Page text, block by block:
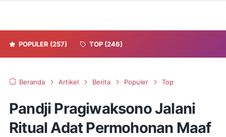
POPULER (257) TOP (246)
Beranda Artikel Berita Populer Top
Pandji Pragiwaksono Jalani
Ritual Adat Permohonan Maaf